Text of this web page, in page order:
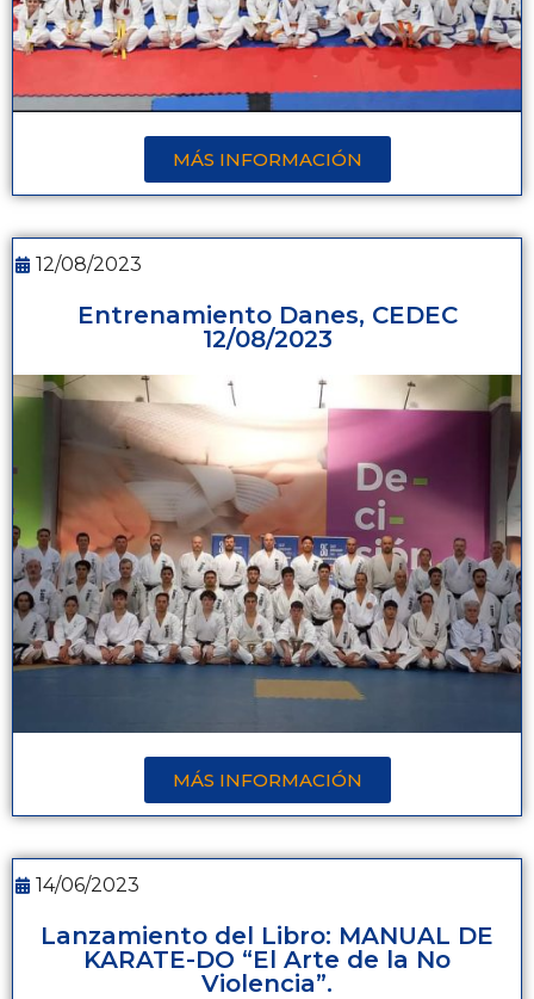
MÁS INFORMACIÓN
12/08/2023
Entrenamiento Danes, CEDEC
12/08/2023
MÁS INFORMACIÓN
14/06/2023
Lanzamiento del Libro: MANUAL DE
KARATE-DO “El Arte de la No
Violencia”.